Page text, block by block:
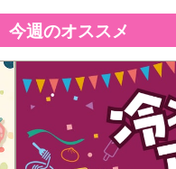
今週のオススメ